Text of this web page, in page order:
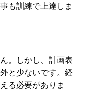
も訓練で上達しま
。しかし、計画表
と少ないです。経
る必要がありま